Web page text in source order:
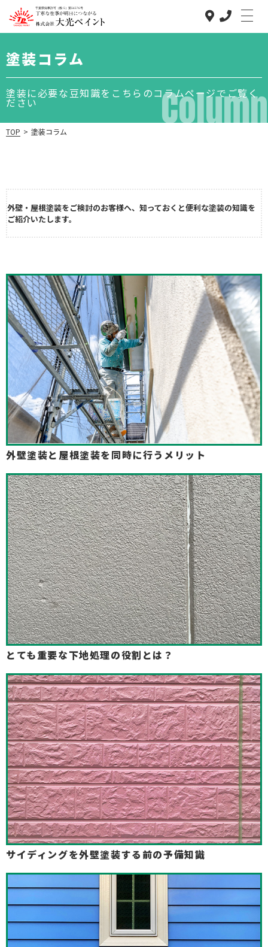
な理由
事業内容
よくある質問
施工実績
0800-800-0305
塗装コラム
塗装に必要な豆知識をこちらのコラムページでご覧く
ださい Column
TOP > 塗装コラム
外壁・屋根塗装をご検討のお客様へ、知っておくと便利な塗装の知識を
ご紹介いたします。
外壁塗装と屋根塗装を同時に行うメリット
とても重要な下地処理の役割とは？
サイディングを外壁塗装する前の予備知識